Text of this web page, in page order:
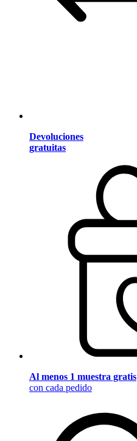
Devoluciones
gratuitas
Al menos 1 muestra gratis
con cada pedido